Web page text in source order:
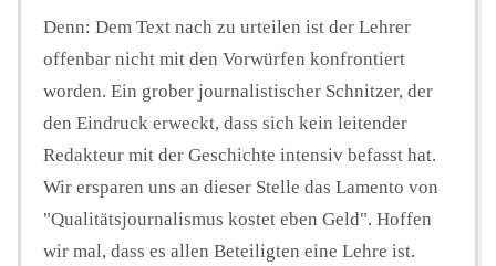
Denn: Dem Text nach zu urteilen ist der Lehrer
offenbar nicht mit den Vorwürfen konfrontiert
worden. Ein grober journalistischer Schnitzer, der
den Eindruck erweckt, dass sich kein leitender
Redakteur mit der Geschichte intensiv befasst hat.
Wir ersparen uns an dieser Stelle das Lamento von
"Qualitätsjournalismus kostet eben Geld". Hoffen
wir mal, dass es allen Beteiligten eine Lehre ist.